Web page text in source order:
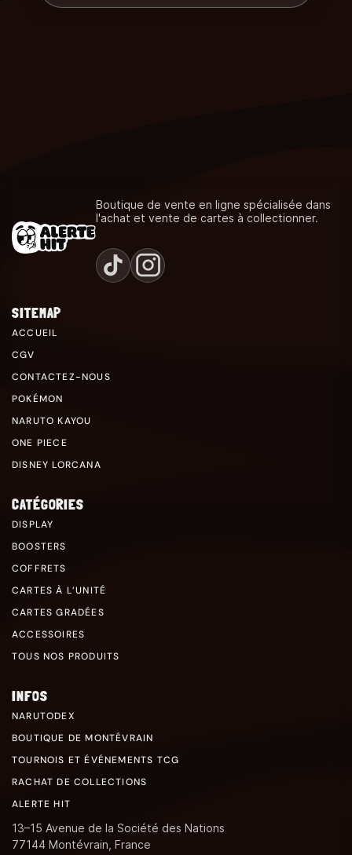
Boutique de vente en ligne spécialisée dans
l'achat et vente de cartes à collectionner.
SITEMAP
ACCUEIL
CGV
CONTACTEZ-NOUS
POKÉMON
NARUTO KAYOU
ONE PIECE
DISNEY LORCANA
CATÉGORIES
DISPLAY
BOOSTERS
COFFRETS
CARTES À L’UNITÉ
CARTES GRADÉES
ACCESSOIRES
TOUS NOS PRODUITS
INFOS
NARUTODEX
BOUTIQUE DE MONTÉVRAIN
TOURNOIS ET ÉVÉNEMENTS TCG
RACHAT DE COLLECTIONS
ALERTE HIT
13–15 Avenue de la Société des Nations
77144 Montévrain, France